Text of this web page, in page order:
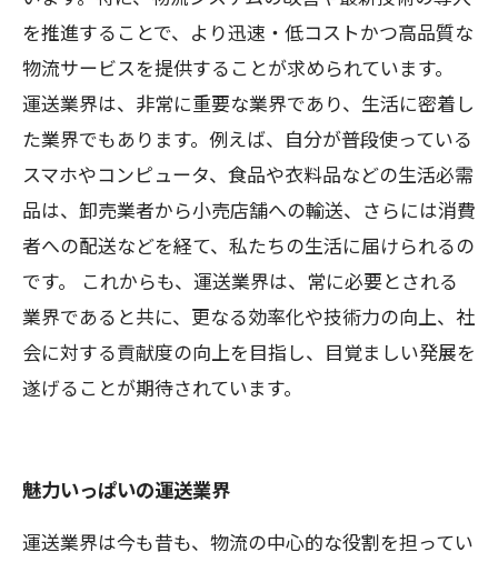
を推進することで、より迅速・低コストかつ高品質な
物流サービスを提供することが求められています。
運送業界は、非常に重要な業界であり、生活に密着し
た業界でもあります。例えば、自分が普段使っている
スマホやコンピュータ、食品や衣料品などの生活必需
品は、卸売業者から小売店舗への輸送、さらには消費
者への配送などを経て、私たちの生活に届けられるの
です。 これからも、運送業界は、常に必要とされる
業界であると共に、更なる効率化や技術力の向上、社
会に対する貢献度の向上を目指し、目覚ましい発展を
遂げることが期待されています。
魅力いっぱいの運送業界
運送業界は今も昔も、物流の中心的な役割を担ってい